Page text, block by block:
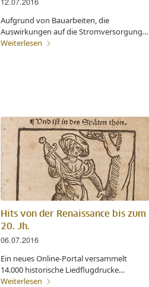
Aufgrund von Bauarbeiten, die
Auswirkungen auf die Stromversorgung…
Weiterlesen
Hits von der Renaissance bis zum
20. Jh.
06.07.2016
Ein neues Online-Portal versammelt
14.000 historische Liedflugdrucke…
Weiterlesen